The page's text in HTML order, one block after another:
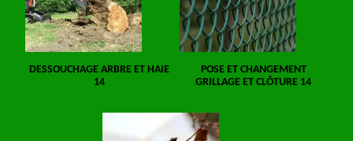
DESSOUCHAGE ARBRE ET HAIE
14
POSE ET CHANGEMENT
GRILLAGE ET CLÔTURE 14